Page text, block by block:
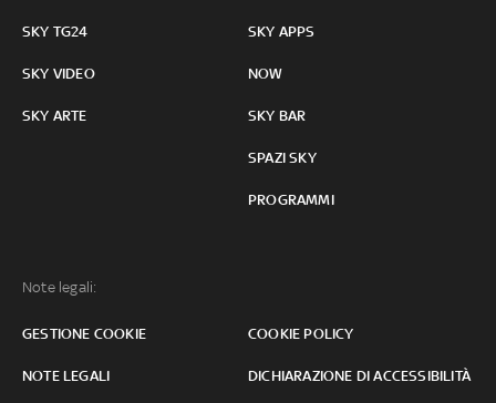
SKY TG24
SKY VIDEO
SKY ARTE
SKY APPS
NOW
SKY BAR
SPAZI SKY
PROGRAMMI
Note legali:
GESTIONE COOKIE COOKIE POLICY
NOTE LEGALI DICHIARAZIONE DI ACCESSIBILITÀ